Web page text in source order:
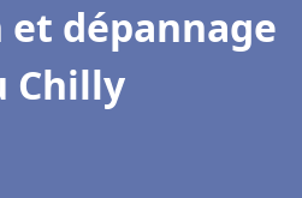
dépannage
Chilly